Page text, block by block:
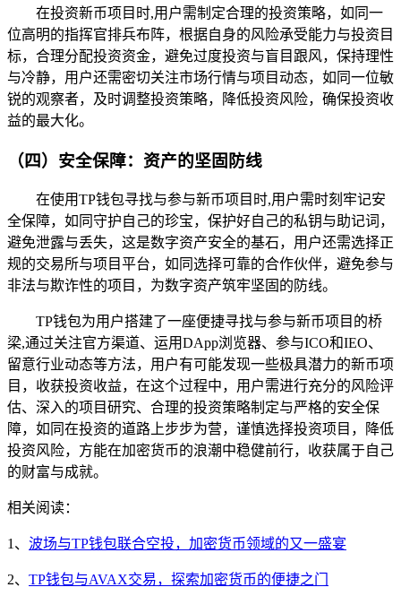
在投资新币项目时,用户需制定合理的投资策略，如同一
位高明的指挥官排兵布阵，根据自身的风险承受能力与投资目
标，合理分配投资资金，避免过度投资与盲目跟风，保持理性
与冷静，用户还需密切关注市场行情与项目动态，如同一位敏
锐的观察者，及时调整投资策略，降低投资风险，确保投资收
益的最大化。
（四）安全保障：资产的坚固防线
在使用TP钱包寻找与参与新币项目时,用户需时刻牢记安
全保障，如同守护自己的珍宝，保护好自己的私钥与助记词，
避免泄露与丢失，这是数字资产安全的基石，用户还需选择正
规的交易所与项目平台，如同选择可靠的合作伙伴，避免参与
非法与欺诈性的项目，为数字资产筑牢坚固的防线。
TP钱包为用户搭建了一座便捷寻找与参与新币项目的桥
梁,通过关注官方渠道、运用DApp浏览器、参与ICO和IEO、
留意行业动态等方法，用户有可能发现一些极具潜力的新币项
目，收获投资收益，在这个过程中，用户需进行充分的风险评
估、深入的项目研究、合理的投资策略制定与严格的安全保
障，如同在投资的道路上步步为营，谨慎选择投资项目，降低
投资风险，方能在加密货币的浪潮中稳健前行，收获属于自己
的财富与成就。
相关阅读：
1、 波场与TP钱包联合空投，加密货币领域的又一盛宴
2、 TP钱包与AVAX交易，探索加密货币的便捷之门